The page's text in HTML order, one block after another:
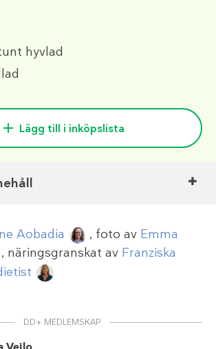
hyvlad
Lägg till i inköpslista
Aobadia , foto av Emma
, näringsgranskat av Franziska
DD+ MEDLEMSKAP